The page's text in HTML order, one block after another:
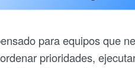
para equipos que
prioridades,